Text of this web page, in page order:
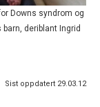
Downs syndrom og
deriblant Ingrid
Sist oppdatert 29.03.12